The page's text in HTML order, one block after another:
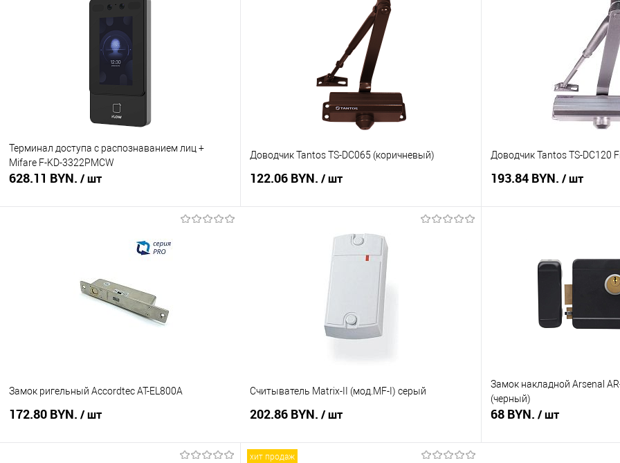
Терминал доступа с распознаванием лиц +
Mifare F-KD-3322PMCW
628.11 BYN. / шт
В наличии
Доводчик Tantos TS-DC065 (коричневый)
122.06 BYN. / шт
В корзину
Сравнение
В наличии
Доводчик Tantos TS-DC120
193.84 BYN. / шт
Купить в 1 клик
В избранное
Замок ригельный Accordtec AT-EL800A
172.80 BYN. / шт
Считыватель Matrix-II (мод.MF-I) серый
202.86 BYN. / шт
Замок накладной Arsenal
(черный)
68 BYN. / шт
хит продаж